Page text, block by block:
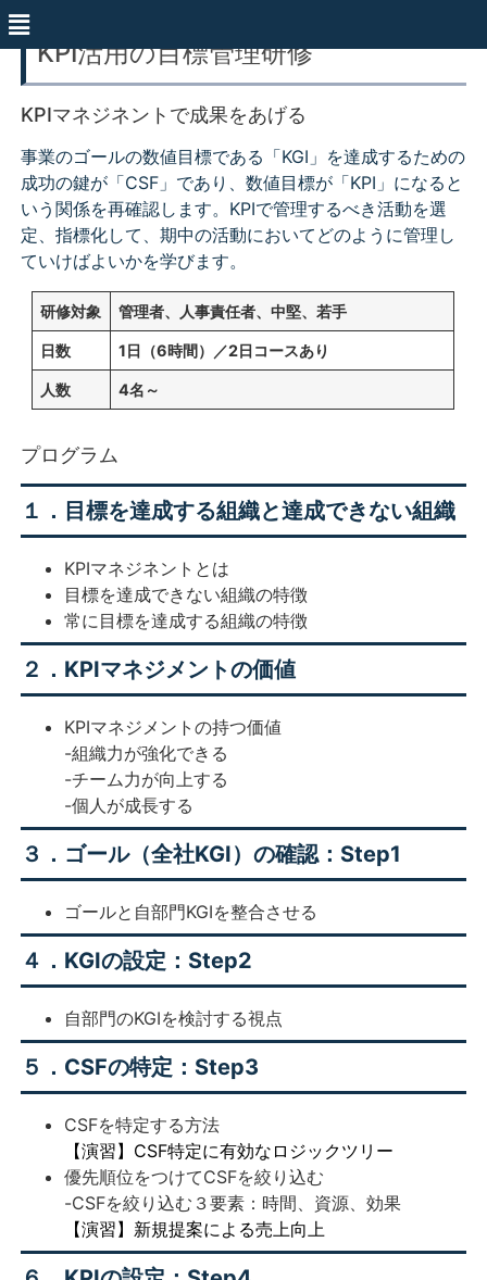
KPI活用の目標管理研修
KPIマネジネントで成果をあげる
事業のゴールの数値目標である「KGI」を達成するための
成功の鍵が「CSF」であり、数値目標が「KPI」になると
いう関係を再確認します。KPIで管理するべき活動を選
定、指標化して、期中の活動においてどのように管理し
ていけばよいかを学びます。
研修対象 管理者、人事責任者、中堅、若手
日数 1日（6時間）／2日コースあり
人数 4名～
プログラム
１．目標を達成する組織と達成できない組織
KPIマネジネントとは
目標を達成できない組織の特徴
常に目標を達成する組織の特徴
２．KPIマネジメントの価値
KPIマネジメントの持つ価値
-組織力が強化できる
-チーム力が向上する
-個人が成長する
３．ゴール（全社KGI）の確認：Step1
ゴールと自部門KGIを整合させる
４．KGIの設定：Step2
自部門のKGIを検討する視点
５．CSFの特定：Step3
CSFを特定する方法
【演習】CSF特定に有効なロジックツリー
優先順位をつけてCSFを絞り込む
-CSFを絞り込む３要素：時間、資源、効果
【演習】新規提案による売上向上